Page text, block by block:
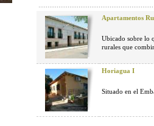
Apartamentos
Ubicado sobre lo
rurales que
Horiagua I
Situado en el